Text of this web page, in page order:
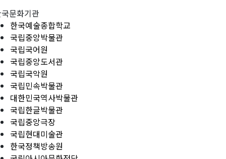
문화기관
한국예술종합학교
국립중앙박물관
국립국어원
국립중앙도서관
국립국악원
국립민속박물관
대한민국역사박물관
국립한글박물관
국립중앙극장
국립현대미술관
한국정책방송원